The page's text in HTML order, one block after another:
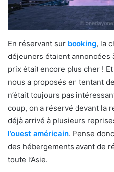
En réservant sur booking, la
déjeuners étaient annoncées
prix était encore plus cher ! Et
nous a proposés en tentant
n’était toujours pas
coup, on a réservé devant la
déjà arrivé à plusieurs
l’ouest américain. Pense
des hébergements avant de
toute l’Asie.